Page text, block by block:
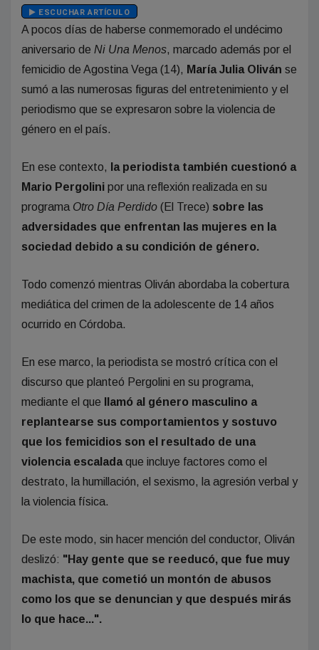
ESCUCHAR ARTÍCULO
A pocos días de haberse conmemorado el undécimo
aniversario de Ni Una Menos, marcado además por el
femicidio de Agostina Vega (14), María Julia Oliván se
sumó a las numerosas figuras del entretenimiento y el
periodismo que se expresaron sobre la violencia de
género en el país.
En ese contexto,
la periodista también cuestionó a
Mario Pergolini por una reflexión realizada en su
programa Otro Día Perdido (El Trece) sobre las
adversidades que enfrentan las mujeres en la
sociedad debido a su condición de género.
Todo comenzó mientras Oliván abordaba la cobertura
mediática del crimen de la adolescente de 14 años
ocurrido en Córdoba.
En ese marco, la periodista se mostró crítica con el
discurso que planteó Pergolini en su programa,
mediante el que llamó al género masculino a
replantearse sus comportamientos y sostuvo
que los femicidios son el resultado de una
violencia escaladaque incluye factores como el
destrato, la humillación, el sexismo, la agresión verbal y
la violencia física.
De este modo, sin hacer mención del conductor, Oliván
deslizó: "Hay gente que se reeducó, que fue muy
machista, que cometió un montón de abusos
como los que se denuncian y que después mirás
lo que hace...".